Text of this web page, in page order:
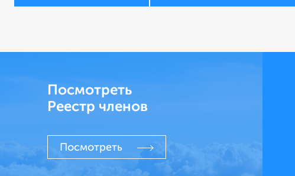
Посмотреть
Реестр членов
Посмотреть